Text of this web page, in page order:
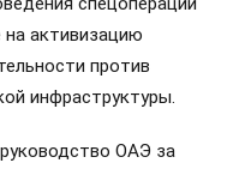
на активизацию
против
инфраструктуры.
ОАЭ за